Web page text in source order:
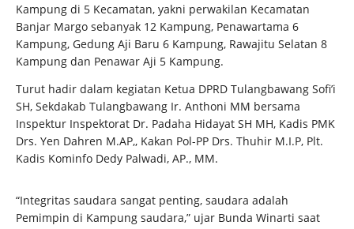
Kampung di 5 Kecamatan, yakni perwakilan Kecamatan
Banjar Margo sebanyak 12 Kampung, Penawartama 6
Kampung, Gedung Aji Baru 6 Kampung, Rawajitu Selatan 8
Kampung dan Penawar Aji 5 Kampung.
Turut hadir dalam kegiatan Ketua DPRD Tulangbawang Sofi’i
SH, Sekdakab Tulangbawang Ir. Anthoni MM bersama
Inspektur Inspektorat Dr. Padaha Hidayat SH MH, Kadis PMK
Drs. Yen Dahren M.AP,, Kakan Pol-PP Drs. Thuhir M.I.P, Plt.
Kadis Kominfo Dedy Palwadi, AP., MM.
“Integritas saudara sangat penting, saudara adalah
Pemimpin di Kampung saudara,” ujar Bunda Winarti saat